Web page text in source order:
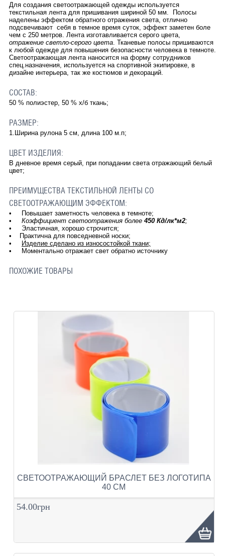
Для создания светоотражающей одежды используется
текстильная лента для пришивания шириной 50 мм. Полосы
наделены эффектом обратного отражения света, отлично
подсвечивают себя в темное время суток, эффект заметен боле
чем с 250 метров. Лента изготавливается серого цвета,
отражение светло-серого цвета. Тканевые полосы пришиваются
к любой одежде для повышения безопасности человека в темноте.
Светоотражающая лента наносится на форму сотрудников
спец.назначения, используется на спортивной экипировке, в
дизайне интерьера, так же костюмов и декораций.
СОСТАВ:
50 % полиэстер, 50 % х/б ткань;
РАЗМЕР:
1.Ширина рулона 5 см, длина 100 м.п;
ЦВЕТ ИЗДЕЛИЯ:
В дневное время серый, при попадании света отражающий белый
цвет;
ПРЕИМУЩЕСТВА ТЕКСТИЛЬНОЙ ЛЕНТЫ СО
СВЕТООТРАЖАЮЩИМ ЭФФЕКТОМ:
• Повышает заметность человека в темноте;
• Коэффициент светоотражения более 450 Кд/лк*м2;
• Эластичная, хорошо строчится;
• Практична для повседневной носки;
•
Изделие сделано из износостойкой ткани;
• Моментально отражает свет обратно источнику
ПОХОЖИЕ ТОВАРЫ
СВЕТООТРАЖАЮЩИЙ БРАСЛЕТ БЕЗ ЛОГОТИПА
40 СМ
54.00грн